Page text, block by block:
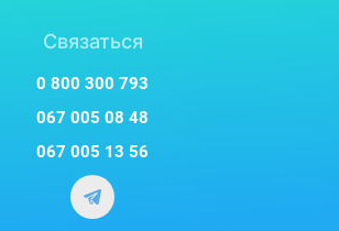
Связаться
0 800 300 793
067 005 08 48
067 005 13 56